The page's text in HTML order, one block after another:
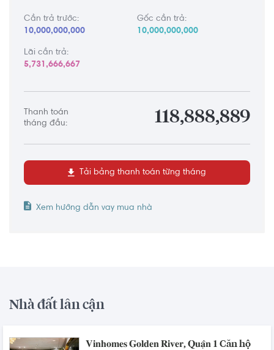
Cần trả trước:
10,000,000,000
Gốc cần trả:
10,000,000,000
Lãi cần trả:
5,731,666,667
Thanh toán
tháng đầu:
118,888,889
Tải bảng thanh toán từng tháng
Xem hướng dẫn vay mua nhà
Nhà đất lân cận
𝐕𝐢𝐧𝐡𝐨𝐦𝐞𝐬 𝐆𝐨𝐥𝐝𝐞𝐧 𝐑𝐢𝐯𝐞𝐫, 𝐐𝐮𝐚̣̂𝐧 𝟏 Căn hộ